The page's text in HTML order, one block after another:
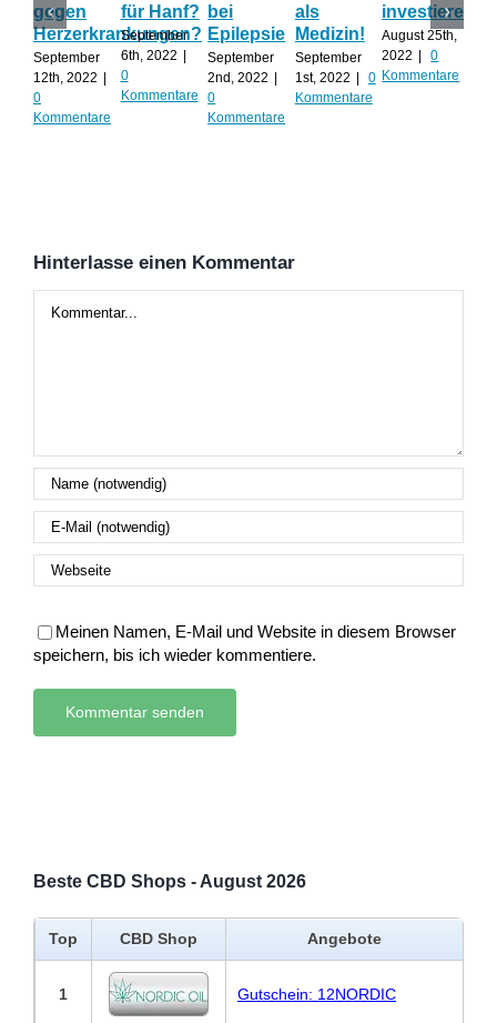
gegen
Herzerkrankungen?
September
12th, 2022 |
0
Kommentare
für Hanf?
September
6th, 2022 |
0
Kommentare
bei
Epilepsie
September
2nd, 2022 |
0
Kommentare
als
Medizin!
September
1st, 2022 |
0
Kommentare
investieren?
August 25th,
2022 |
0
Kommentare
Hinterlasse einen Kommentar
Meinen Namen, E-Mail und Website in diesem Browser
speichern, bis ich wieder kommentiere.
Beste CBD Shops - August 2026
Top CBD Shop Angebote
1 Gutschein: 12NORDIC